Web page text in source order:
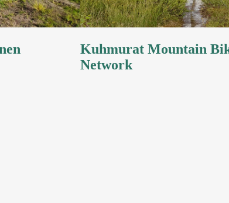
Kuhmurat Mountain
Network